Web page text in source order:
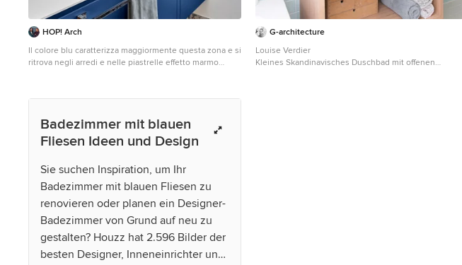
HOP! Arch
Il colore blu caratterizza maggiormente questa zona e si
ritrova negli arredi e nelle piastrelle effetto marmo
G-architecture
Louise Verdier
Kleines Skandinavisches Duschbad mit offenen
Badezimmer mit blauen
Fliesen Ideen und Design
Sie suchen Inspiration, um Ihr
Badezimmer mit blauen Fliesen zu
renovieren oder planen ein Designer-
Badezimmer von Grund auf neu zu
gestalten? Houzz hat 2.596 Bilder der
besten Designer, Inneneinrichter und